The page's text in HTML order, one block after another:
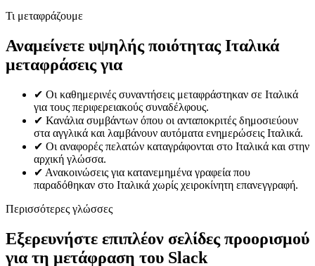
Τι μεταφράζουμε
Αναμείνετε υψηλής ποιότητας Ιταλικά
μεταφράσεις για
✔ Οι καθημερινές συναντήσεις μεταφράστηκαν σε Ιταλικά
για τους περιφερειακούς συναδέλφους.
✔ Κανάλια συμβάντων όπου οι ανταποκριτές δημοσιεύουν
στα αγγλικά και λαμβάνουν αυτόματα ενημερώσεις Ιταλικά.
✔ Οι αναφορές πελατών καταγράφονται στο Ιταλικά και στην
αρχική γλώσσα.
✔ Ανακοινώσεις για κατανεμημένα γραφεία που
παραδόθηκαν στο Ιταλικά χωρίς χειροκίνητη επανεγγραφή.
Περισσότερες γλώσσες
Εξερευνήστε επιπλέον σελίδες προορισμού
για τη μετάφραση του Slack